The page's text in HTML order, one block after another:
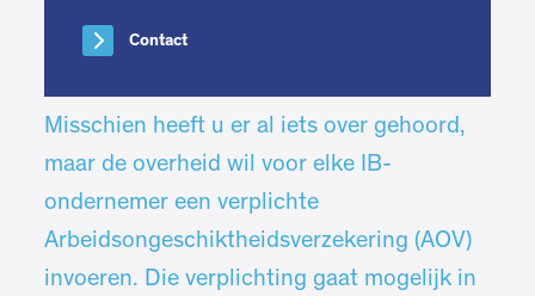
Contact
Misschien heeft u er al iets over gehoord,
maar de overheid wil voor elke IB-
ondernemer een verplichte
Arbeidsongeschiktheidsverzekering (AOV)
invoeren. Die verplichting gaat mogelijk in